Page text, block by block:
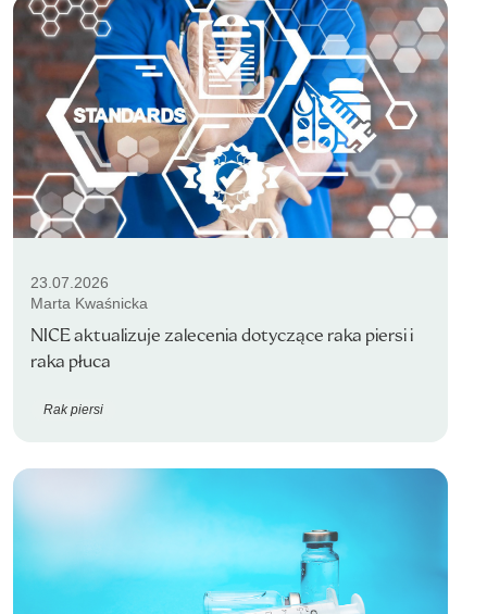
23.07.2026
Marta Kwaśnicka
NICE aktualizuje zalecenia dotyczące raka piersi i
raka płuca
Rak piersi